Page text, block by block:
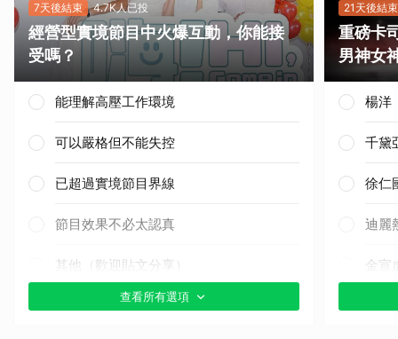
7天後結束 4.7K人已投
經營型實境節目中火爆互動，你能接
受嗎？
能理解高壓工作環境
可以嚴格但不能失控
已超過實境節目界線
節目效果不必太認真
其他（歡迎貼文分享）
查看所有選項
21天後結束
重磅卡
男神女
楊洋
千黛
徐仁
迪麗
金